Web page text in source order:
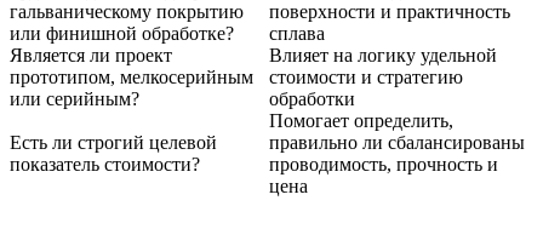
гальваническому покрытию
или финишной обработке?
поверхности и практичность
сплава
Является ли проект
прототипом, мелкосерийным
или серийным?
Влияет на логику удельной
стоимости и стратегию
обработки
Есть ли строгий целевой
показатель стоимости?
Помогает определить,
правильно ли сбалансированы
проводимость, прочность и
цена